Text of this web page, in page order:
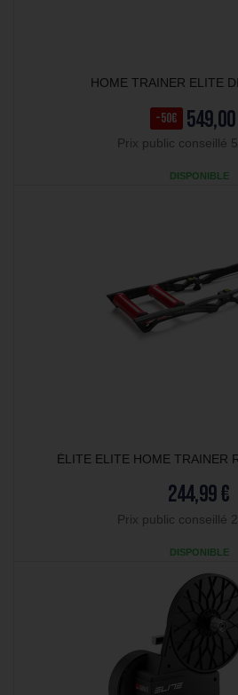
HOME TRAINER ELITE
-50€
Prix public conseillé
DISPONIBLE
ÉLITE ELITE HOME TRAINER
244,99 €
Prix public conseillé
DISPONIBLE